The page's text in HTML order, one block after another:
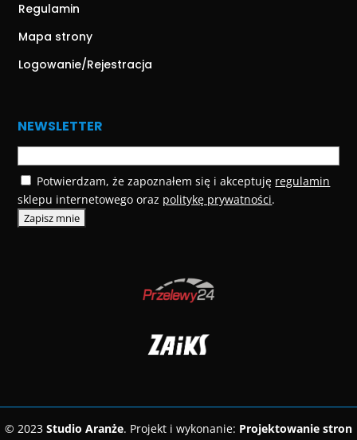
Regulamin
Mapa strony
Logowanie/Rejestracja
NEWSLETTER
Potwierdzam, że zapoznałem się i akceptuję regulamin
sklepu internetowego oraz politykę prywatności.
© 2023 Studio Aranże. Projekt i wykonanie: Projektowanie stron